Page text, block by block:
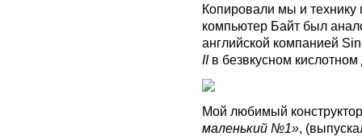
Копировали мы и
компьютер Байт был
английской компанией
IIв безвкусном кислотном
Мой любимый
маленький №1» ,